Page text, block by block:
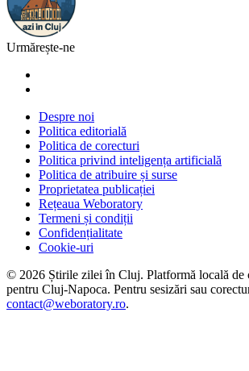
Urmărește-ne
Despre noi
Politica editorială
Politica de corecturi
Politica privind inteligența artificială
Politica de atribuire și surse
Proprietatea publicației
Rețeaua Weboratory
Termeni și condiții
Confidențialitate
Cookie-uri
© 2026 Știrile zilei în Cluj. Platformă locală de
pentru Cluj-Napoca. Pentru sesizări sau
contact@weboratory.ro.